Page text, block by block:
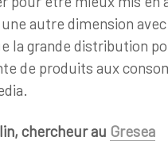
autre dimension
la grande distribution
de produits aux
chercheur au Gresea